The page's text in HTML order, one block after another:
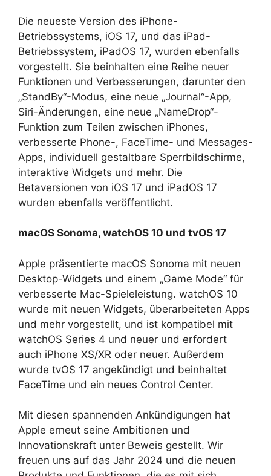
Die neueste Version des iPhone-
Betriebssystems, iOS 17, und das iPad-
Betriebssystem, iPadOS 17, wurden ebenfalls
vorgestellt. Sie beinhalten eine Reihe neuer
Funktionen und Verbesserungen, darunter den
„StandBy“-Modus, eine neue „Journal“-App,
Siri-Änderungen, eine neue „NameDrop“-
Funktion zum Teilen zwischen iPhones,
verbesserte Phone-, FaceTime- und Messages-
Apps, individuell gestaltbare Sperrbildschirme,
interaktive Widgets und mehr. Die
Betaversionen von iOS 17 und iPadOS 17
wurden ebenfalls veröffentlicht.
macOS Sonoma, watchOS 10 und tvOS 17
Apple präsentierte macOS Sonoma mit neuen
Desktop-Widgets und einem „Game Mode“ für
verbesserte Mac-Spieleleistung. watchOS 10
wurde mit neuen Widgets, überarbeiteten Apps
und mehr vorgestellt, und ist kompatibel mit
watchOS Series 4 und neuer und erfordert
auch iPhone XS/XR oder neuer. Außerdem
wurde tvOS 17 angekündigt und beinhaltet
FaceTime und ein neues Control Center.
Mit diesen spannenden Ankündigungen hat
Apple erneut seine Ambitionen und
Innovationskraft unter Beweis gestellt. Wir
freuen uns auf das Jahr 2024 und die neuen